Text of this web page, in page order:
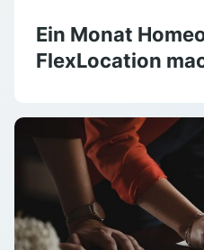
Ein Monat
FlexLocation